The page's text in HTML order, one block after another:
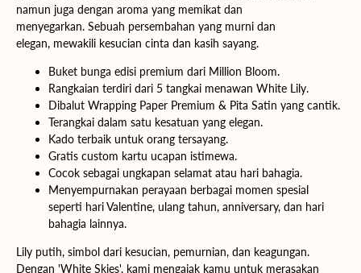
namun juga dengan aroma yang memikat dan
menyegarkan. Sebuah persembahan yang murni dan
elegan, mewakili kesucian cinta dan kasih sayang.
Buket bunga edisi premium dari Million Bloom.
Rangkaian terdiri dari 5 tangkai menawan White Lily.
Dibalut Wrapping Paper Premium & Pita Satin yang cantik.
Terangkai dalam satu kesatuan yang elegan.
Kado terbaik untuk orang tersayang.
Gratis custom kartu ucapan istimewa.
Cocok sebagai ungkapan selamat atau hari bahagia.
Menyempurnakan perayaan berbagai momen spesial
seperti hari Valentine, ulang tahun, anniversary, dan hari
bahagia lainnya.
Lily putih, simbol dari kesucian, pemurnian, dan keagungan.
Dengan 'White Skies', kami mengajak kamu untuk merasakan